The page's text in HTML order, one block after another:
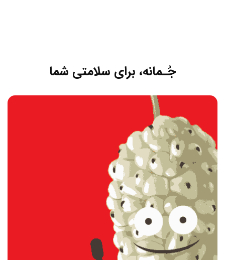
جُـمانه، برای سلامتی شما